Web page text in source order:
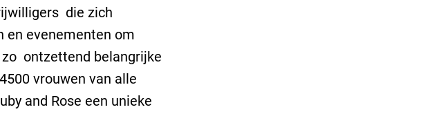
die zich
en evenementen om
ontzettend belangrijke
vrouwen van alle
and Rose een unieke